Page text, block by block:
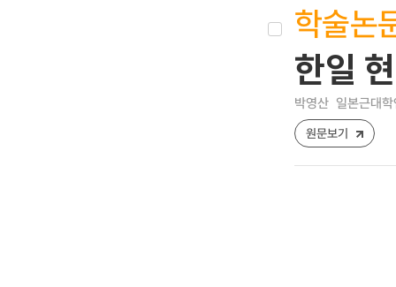
학술논
한일
박영산 일본근대
원문보기